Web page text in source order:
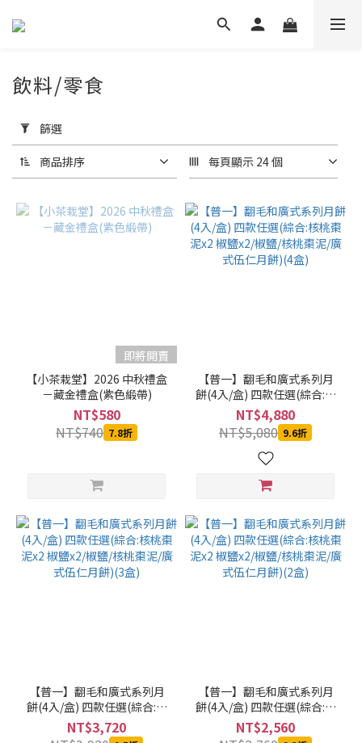
用
篩
選
品
牌
(44)
烘
焙
工
cammie
(21)
Bessie
飲料/零食
篩選
商品排序 每頁顯示 24 個
即將開賣
【小茶栽堂】2026 中秋禮盒
－藏金禮盒(紫色緞帶)
NT$580
NT$740 7.8折
【普一】翻毛和廣式系列月
餅(4入/盒) 四款任選(綜合:核
桃棗泥x2 椒鹽x2/椒鹽/核桃
棗泥/廣式伍仁月餅)(4盒)
NT$4,880
NT$5,080 9.6折
【普一】翻毛和廣式系列月
餅(4入/盒) 四款任選(綜合:核
桃棗泥x2 椒鹽x2/椒鹽/核桃
棗泥/廣式伍仁月餅)(3盒)
NT$3,720
【普一】翻毛和廣式系列月
餅(4入/盒) 四款任選(綜合:核
桃棗泥x2 椒鹽x2/椒鹽/核桃
棗泥/廣式伍仁月餅)(2盒)
NT$2,560